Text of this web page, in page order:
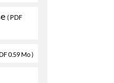
( PDF
0.59 Mo )